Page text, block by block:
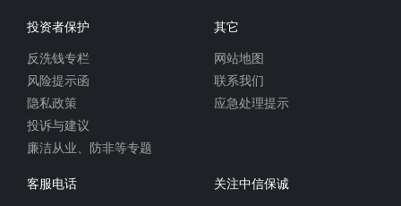
投资者保护
反洗钱专栏
风险提示函
隐私政策
投诉与建议
廉洁从业、防非等专题
其它
网站地图
联系我们
应急处理提示
客服电话 关注中信保诚